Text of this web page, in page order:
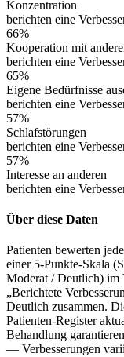
Konzentration
berichten eine
66%
Kooperation mit
berichten eine
65%
Eigene Bedürfnisse
berichten eine
57%
Schlafstörungen
berichten eine
57%
Interesse an anderen
berichten eine
Über diese Daten
Patienten bewerten
einer 5-Punkte-Skala
Moderat / Deutlich) im
„Berichtete
Deutlich zusammen.
Patienten-Register
Behandlung
— Verbesserungen